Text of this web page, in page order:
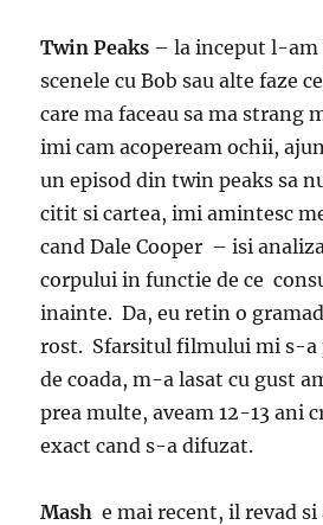
Twin Peaks – la inceput l-am
scenele cu Bob sau alte faze
care ma faceau sa ma strang
imi cam acopeream ochii,
un episod din twin peaks sa
citit si cartea, imi amintesc
cand Dale Cooper – isi
corpului in functie de ce
inainte. Da, eu retin o
rost. Sfarsitul filmului mi s-a
de coada, m-a lasat cu gust
prea multe, aveam 12-13 ani
exact cand s-a difuzat.
Mash e mai recent, il revad si